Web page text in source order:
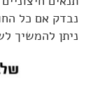
נבדק אם כל
ניתן להמשיך